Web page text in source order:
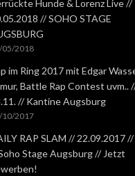
Hunde & Lorenz Live //
// SOHO STAGE
05/2018
im Ring 2017 mit Edgar
Battle Rap Contest uvm..
// Kantine Augsburg
10/2017
RAP SLAM // 22.09.2017 //
Stage Augsburg // Jetzt